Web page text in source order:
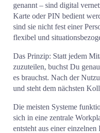
genannt – sind digital
Karte oder PIN bedient
sind sie nicht fest einer
flexibel und
Das Prinzip: Statt jedem
zuzuteilen, buchst Du
es brauchst. Nach der
und steht dem nächsten
Die meisten Systeme
sich in eine zentrale
entsteht aus einer